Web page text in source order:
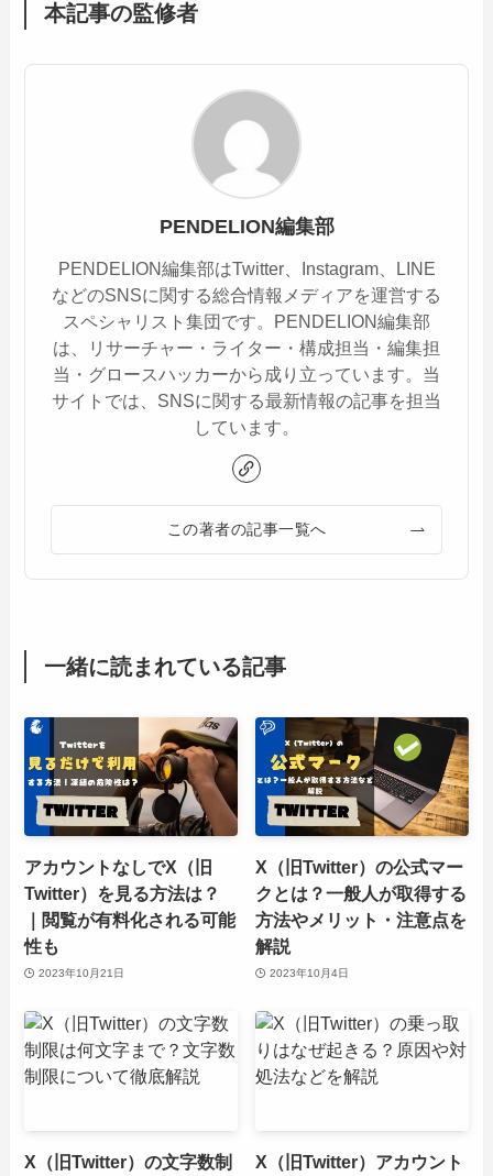
本記事の監修者
PENDELION編集部
PENDELION編集部はTwitter、Instagram、LINE
などのSNSに関する総合情報メディアを運営する
スペシャリスト集団です。PENDELION編集部
は、リサーチャー・ライター・構成担当・編集担
当・グロースハッカーから成り立っています。当
サイトでは、SNSに関する最新情報の記事を担当
しています。
この著者の記事一覧へ
一緒に読まれている記事
アカウントなしでX（旧
Twitter）を見る方法は？
｜閲覧が有料化される可能
性も
2023年10月21日
X（旧Twitter）の公式マー
クとは？一般人が取得する
方法やメリット・注意点を
解説
2023年10月4日
X（旧Twitter）の文字数制
X（旧Twitter）アカウント